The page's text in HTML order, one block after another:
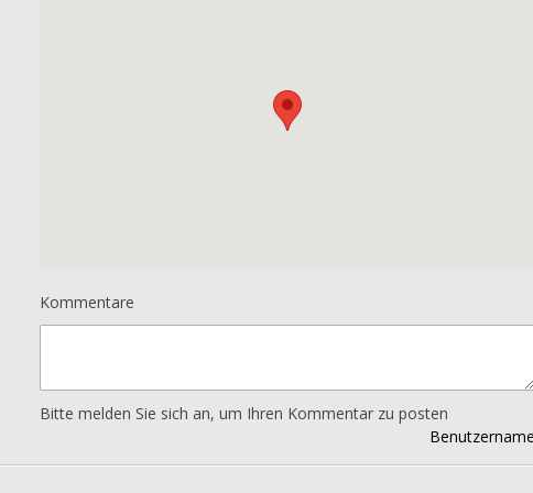
Kommentare
Bitte melden Sie sich an, um Ihren Kommentar zu posten